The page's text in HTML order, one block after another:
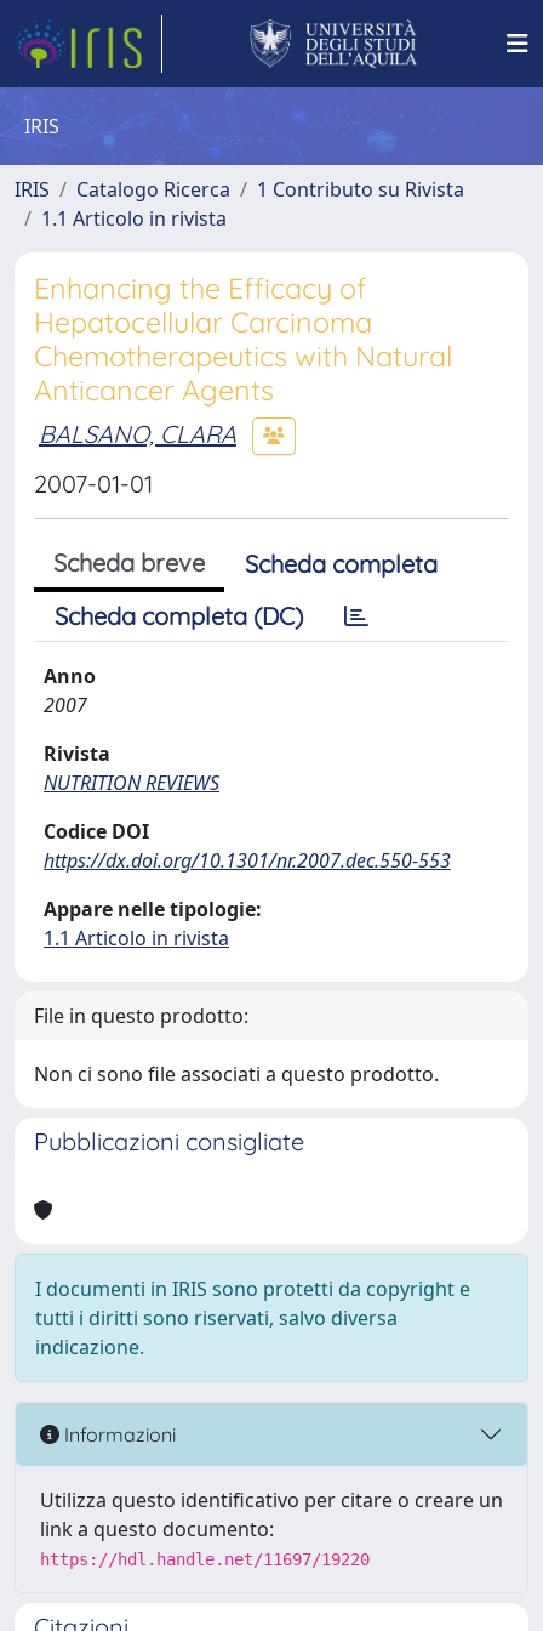
IRIS
IRIS Catalogo Ricerca
1 Contributo su Rivista
1.1 Articolo in rivista
Enhancing the Efficacy of
Hepatocellular Carcinoma
Chemotherapeutics with Natural
Anticancer Agents
BALSANO, CLARA
2007-01-01
Scheda breve
Scheda completa
Scheda completa (DC)
Anno
2007
Rivista
NUTRITION REVIEWS
Codice DOI
https://dx.doi.org/10.1301/nr.2007.dec.550-553
Appare nelle tipologie:
1.1 Articolo in rivista
File in questo prodotto:
Non ci sono file associati a questo prodotto.
Pubblicazioni consigliate
I documenti in IRIS sono protetti da copyright e
tutti i diritti sono riservati, salvo diversa
indicazione.
Informazioni
Utilizza questo identificativo per citare o creare un
link a questo documento:
https://hdl.handle.net/11697/19220